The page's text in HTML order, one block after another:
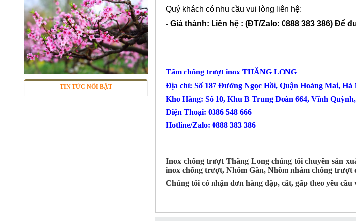
Mã SP: TLG030360-304
285.000 đ
TIN TỨC NỔI BẬT
Quý khách có nhu cầu vui lòng liên hệ:
- Giá thành: Liên hệ : (ĐT/Zalo: 0888 383 386) Để
Tấm chống trượt inox THĂNG LONG
Địa chỉ: Số 187 Đường Ngọc Hồi, Quận Hoàng Mai, Hà
Kho Hàng: Số 10, Khu B Trung Đoàn 664, Vĩnh
Điện Thoại: 0386 548 666
Hotline/Zalo: 0888 383 386
Inox chống trượt Thăng Long chúng tôi chuyên sản
inox chống trượt, Nhôm Gân, Nhôm nhám chống trượt
Chúng tôi có nhận đơn hàng dập, cắt, gấp theo yêu